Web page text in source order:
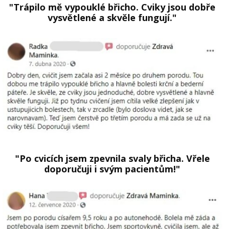
"Trápilo mě vypouklé břicho. Cviky jsou dobře
vysvětlené a skvěle fungují."
"Po cvicích jsem zpevnila svaly břicha. Vřele
doporučuji i svým pacientům!"